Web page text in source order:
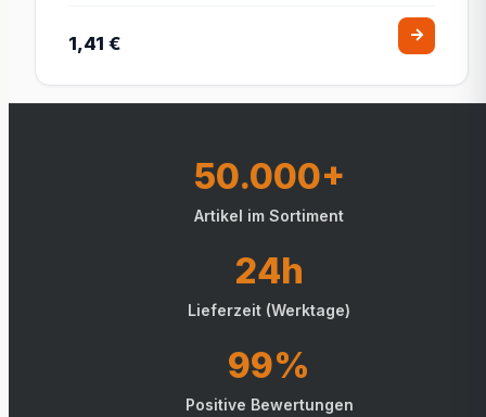
1,41 €
50.000+
Artikel im Sortiment
24h
Lieferzeit (Werktage)
99%
Positive Bewertungen